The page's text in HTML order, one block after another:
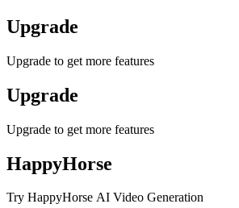
Upgrade
Upgrade to get more features
Upgrade
Upgrade to get more features
HappyHorse
Try HappyHorse AI Video Generation